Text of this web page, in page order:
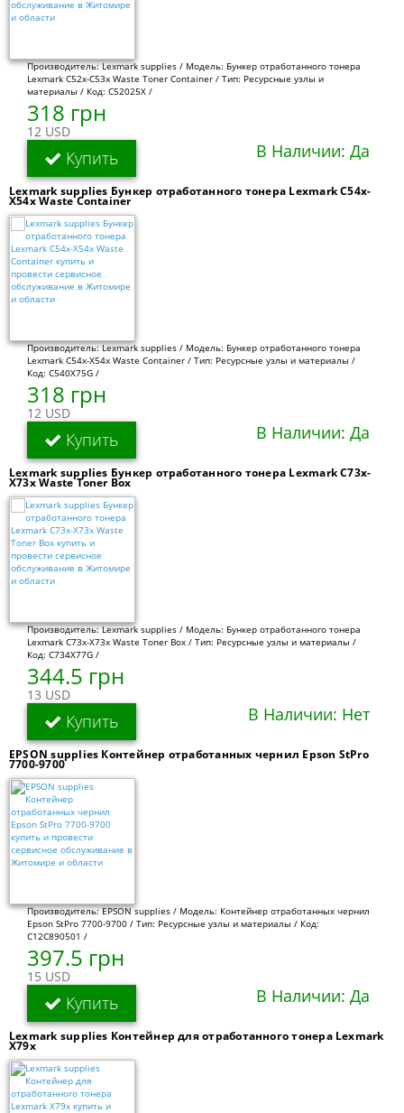
Производитель: Lexmark supplies / Модель: Бункер отработанного тонера
Lexmark C52x-C53x Waste Toner Container / Тип: Ресурсные узлы и
материалы / Код: C52025X /
318 грн
12 USD
Купить В Наличии: Да
Lexmark supplies Бункер отработанного тонера Lexmark C54x-
X54x Waste Container
Производитель: Lexmark supplies / Модель: Бункер отработанного тонера
Lexmark C54x-X54x Waste Container / Тип: Ресурсные узлы и материалы /
Код: C540X75G /
318 грн
12 USD
Купить В Наличии: Да
Lexmark supplies Бункер отработанного тонера Lexmark C73x-
X73x Waste Toner Box
Производитель: Lexmark supplies / Модель: Бункер отработанного тонера
Lexmark C73x-X73x Waste Toner Box / Тип: Ресурсные узлы и материалы /
Код: C734X77G /
344.5 грн
13 USD
Купить В Наличии: Нет
EPSON supplies Контейнер отработанных чернил Epson StPro
7700-9700
Производитель: EPSON supplies / Модель: Контейнер отработанных чернил
Epson StPro 7700-9700 / Тип: Ресурсные узлы и материалы / Код:
C12C890501 /
397.5 грн
15 USD
Купить В Наличии: Да
Lexmark supplies Контейнер для отработанного тонера Lexmark
X79x